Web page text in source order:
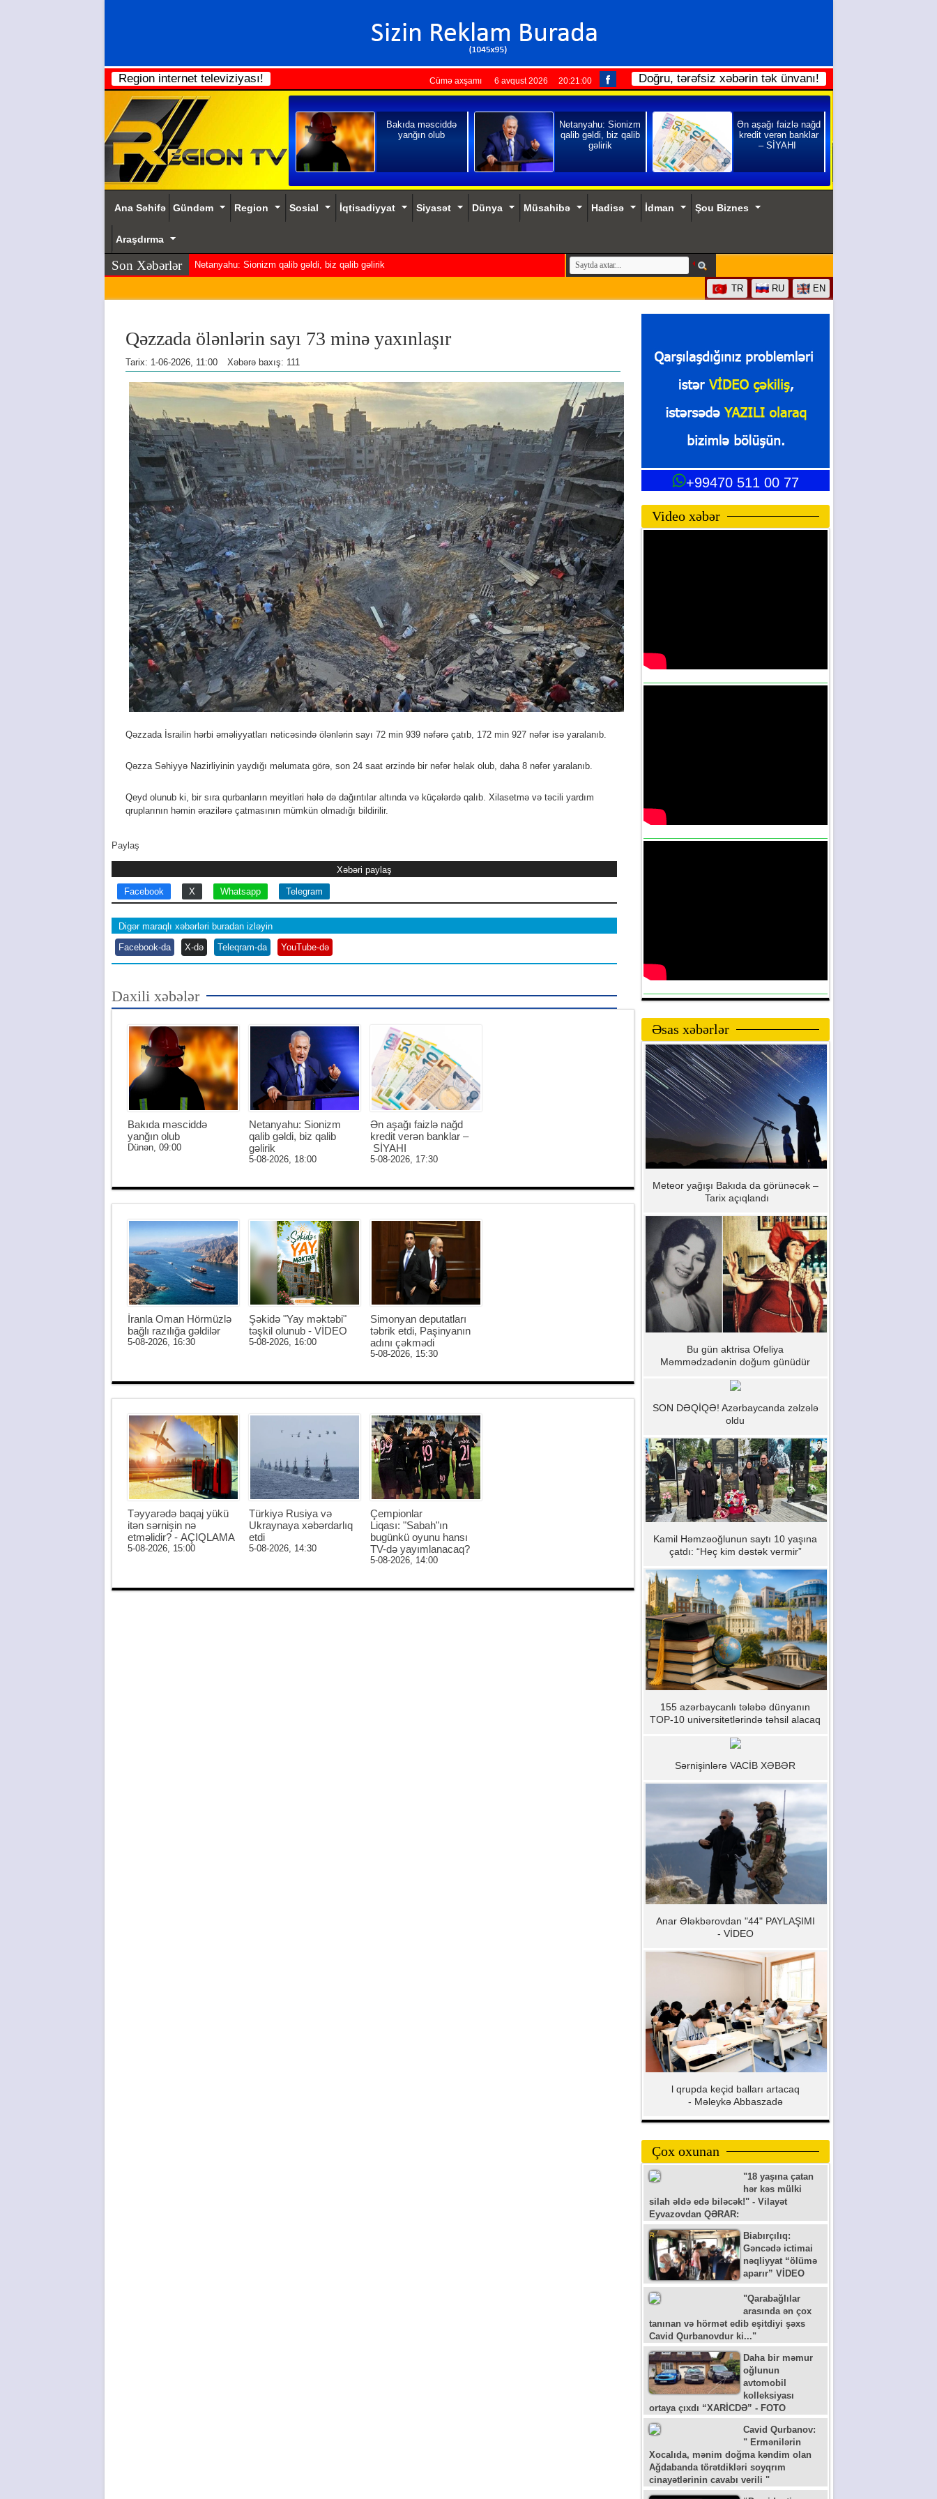
Region internet televiziyası! Cümə axşamı 6 avqust 2026 20:21:01 Doğru, tərəfsiz xəbərin tək ünvanı!
Bakıda məsciddə
yanğın olub
Netanyahu: Sionizm
qalib gəldi, biz qalib
gəlirik
Ən aşağı faizlə nağd
kredit verən banklar
– SİYAHI
Ana Səhifə Gündəm Region Sosial İqtisadiyyat Siyasət Dünya Müsahibə Hadisə İdman Şou Biznes
Araşdırma
Son Xəbərlər Netanyahu: Sionizm qalib gəldi, biz qalib gəlirik
TR RU EN
Qəzzada ölənlərin sayı 73 minə yaxınlaşır
Tarix: 1-06-2026, 11:00 Xəbərə baxış: 111
Qəzzada İsrailin hərbi əməliyyatları nəticəsində ölənlərin sayı 72 min 939 nəfərə çatıb, 172 min 927 nəfər isə yaralanıb.
Qəzza Səhiyyə Nazirliyinin yaydığı məlumata görə, son 24 saat ərzində bir nəfər həlak olub, daha 8 nəfər yaralanıb.
Qeyd olunub ki, bir sıra qurbanların meyitləri hələ də dağıntılar altında və küçələrdə qalıb. Xilasetmə və təcili yardım
qruplarının həmin ərazilərə çatmasının mümkün olmadığı bildirilir.
Paylaş
Xəbəri paylaş
Facebook X Whatsapp Telegram
Digər maraqlı xəbərləri buradan izləyin
Facebook-da
X-də Teleqram-da YouTube-də
Daxili xəbələr
Bakıda məsciddə
yanğın olub
Dünən, 09:00
Netanyahu: Sionizm
qalib gəldi, biz qalib
gəlirik
5-08-2026, 18:00
Ən aşağı faizlə nağd
kredit verən banklar –
SİYAHI
5-08-2026, 17:30
İranla Oman Hörmüzlə
bağlı razılığa gəldilər
5-08-2026, 16:30
Şəkidə "Yay məktəbi"
təşkil olunub - VİDEO
5-08-2026, 16:00
Simonyan deputatları
təbrik etdi, Paşinyanın
adını çəkmədi
5-08-2026, 15:30
Təyyarədə baqaj yükü
itən sərnişin nə
etməlidir? - AÇIQLAMA
5-08-2026, 15:00
Türkiyə Rusiya və
Ukraynaya xəbərdarlıq
etdi
5-08-2026, 14:30
Çempionlar
Liqası: "Sabah"ın
bugünkü oyunu hansı
TV-də yayımlanacaq?
5-08-2026, 14:00
+99470 511 00 77
Video xəbər
Əsas xəbərlər
Meteor yağışı Bakıda da görünəcək –
Tarix açıqlandı
Bu gün aktrisa Ofeliya
Məmmədzadənin doğum günüdür
SON DƏQİQƏ! Azərbaycanda zəlzələ
oldu
Kamil Həmzəoğlunun saytı 10 yaşına
çatdı: “Heç kim dəstək vermir”
155 azərbaycanlı tələbə dünyanın
TOP-10 universitetlərində təhsil alacaq
Sərnişinlərə VACİB XƏBƏR
Anar Ələkbərovdan "44" PAYLAŞIMI
- VİDEO
l qrupda keçid balları artacaq
- Məleykə Abbaszadə
Çox oxunan
"18 yaşına çatan
hər kəs mülki
silah əldə edə biləcək!" - Vilayət
Eyvazovdan QƏRAR:
Biabırçılıq:
Gəncədə ictimai
nəqliyyat “ölümə
aparır” VİDEO
"Qarabağlılar
arasında ən çox
tanınan və hörmət edib eşitdiyi şəxs
Cavid Qurbanovdur ki..."
Daha bir məmur
oğlunun
avtomobil
kolleksiyası
ortaya çıxdı “XARİCDƏ” - FOTO
Cavid Qurbanov:
" Ermənilərin
Xocalıda, mənim doğma kəndim olan
Ağdabanda törətdikləri soyqrım
cinayətlərinin cavabı verili "